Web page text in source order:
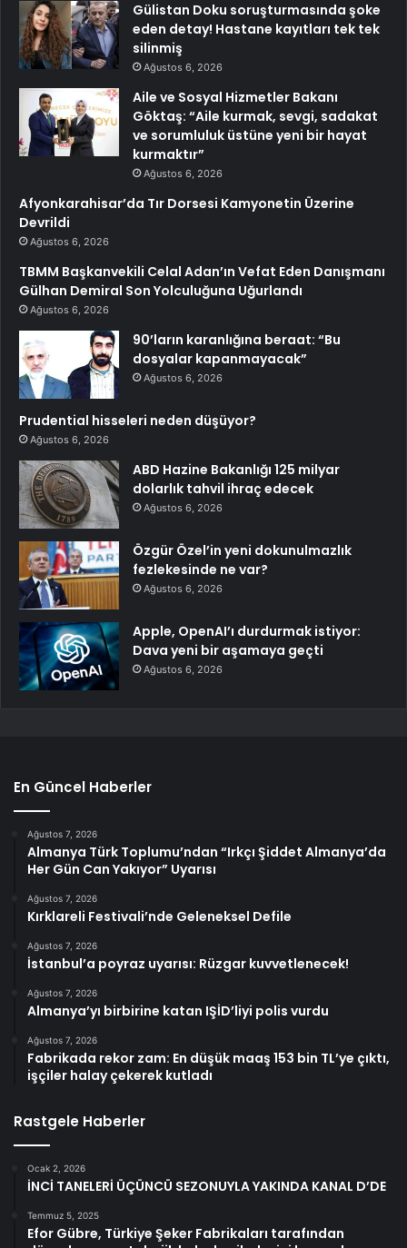
Gülistan Doku soruşturmasında şoke
eden detay! Hastane kayıtları tek tek
silinmiş
Ağustos 6, 2026
Aile ve Sosyal Hizmetler Bakanı
Göktaş: “Aile kurmak, sevgi, sadakat
ve sorumluluk üstüne yeni bir hayat
kurmaktır”
Ağustos 6, 2026
Afyonkarahisar’da Tır Dorsesi Kamyonetin Üzerine
Devrildi
Ağustos 6, 2026
TBMM Başkanvekili Celal Adan’ın Vefat Eden Danışmanı
Gülhan Demiral Son Yolculuğuna Uğurlandı
Ağustos 6, 2026
90’ların karanlığına beraat: “Bu
dosyalar kapanmayacak”
Ağustos 6, 2026
Prudential hisseleri neden düşüyor?
Ağustos 6, 2026
ABD Hazine Bakanlığı 125 milyar
dolarlık tahvil ihraç edecek
Ağustos 6, 2026
Özgür Özel’in yeni dokunulmazlık
fezlekesinde ne var?
Ağustos 6, 2026
Apple, OpenAI’ı durdurmak istiyor:
Dava yeni bir aşamaya geçti
Ağustos 6, 2026
En Güncel Haberler
Ağustos 7, 2026
Almanya Türk Toplumu’ndan “Irkçı Şiddet Almanya’da
Her Gün Can Yakıyor” Uyarısı
Ağustos 7, 2026
Kırklareli Festivali’nde Geleneksel Defile
Ağustos 7, 2026
İstanbul’a poyraz uyarısı: Rüzgar kuvvetlenecek!
Ağustos 7, 2026
Almanya’yı birbirine katan IŞİD’liyi polis vurdu
Ağustos 7, 2026
Fabrikada rekor zam: En düşük maaş 153 bin TL’ye çıktı,
işçiler halay çekerek kutladı
Rastgele Haberler
Ocak 2, 2026
İNCİ TANELERİ ÜÇÜNCÜ SEZONUYLA YAKINDA KANAL D’DE
Temmuz 5, 2025
Efor Gübre, Türkiye Şeker Fabrikaları tarafından